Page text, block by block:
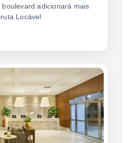
adicionará mais
Locável